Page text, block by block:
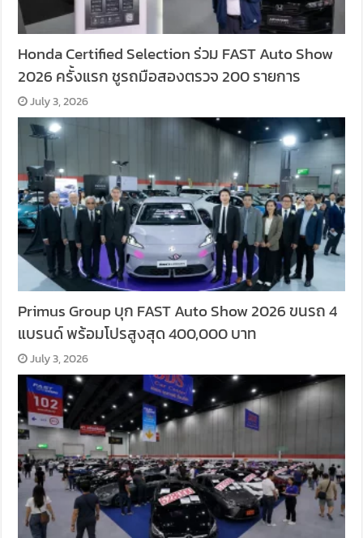
Honda Certified Selection ร่วม FAST Auto Show
2026 ครั้งแรก ชูรถมือสองตรวจ 200 รายการ
July 3, 2026
Primus Group บุก FAST Auto Show 2026 ขนรถ 4
แบรนด์ พร้อมโปรสูงสุด 400,000 บาท
July 3, 2026